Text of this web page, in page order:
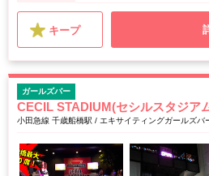
キープ
ガールズバー
CECIL STADIUM(セシルスタジア
小田急線 千歳船橋駅 / エキサイティングガールズバ